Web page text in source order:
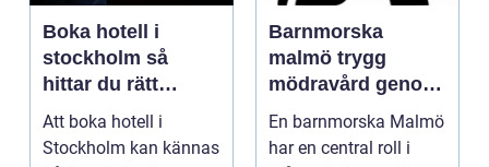
Boka hotell i
stockholm så
hittar du rätt
boende för din
vistelse
Att boka hotell i
Stockholm kan kännas
Barnmorska
malmö trygg
mödravård genom
hela livet
En barnmorska Malmö
har en central roll i